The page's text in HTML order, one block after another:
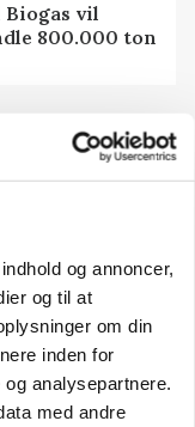
og annoncer,
og til at
om din
inden for
analysepartnere.
med andre
Biogas vil
800.000 ton